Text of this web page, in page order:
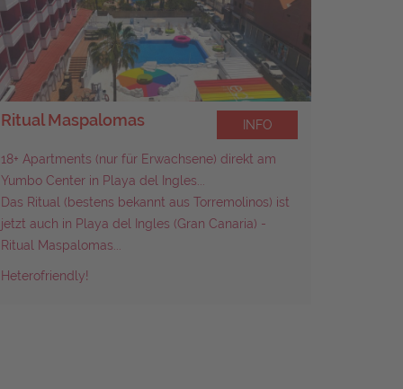
Ritual Maspalomas INFO
18+ Apartments (nur für Erwachsene) direkt am
Yumbo Center in Playa del Ingles...
Das Ritual (bestens bekannt aus Torremolinos) ist
jetzt auch in Playa del Ingles (Gran Canaria) -
Ritual Maspalomas...
Heterofriendly!